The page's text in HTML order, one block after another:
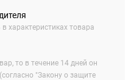
характеристиках товара
то в течение 14 дней он
"Закону о защите